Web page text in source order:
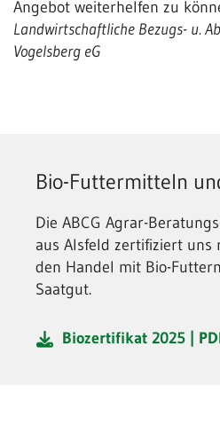
Angebot weiterhelfen zu
Landwirtschaftliche Bezugs- u.
Vogelsberg eG
Bio-Futtermitteln
Die ABCG Agrar-
aus Alsfeld zertifiziert
den Handel mit Bio-
Saatgut.
Biozertifikat 2025 |